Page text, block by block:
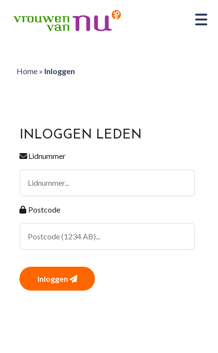
Home» Inloggen
INLOGGEN LEDEN
Lidnummer
Postcode
Inloggen